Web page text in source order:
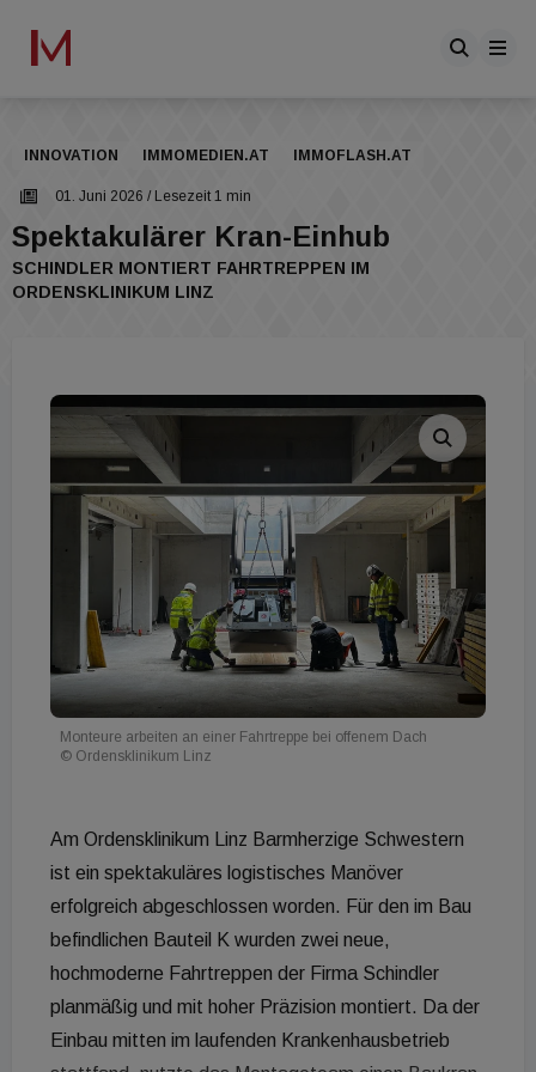
INNOVATION IMMOMEDIEN.AT IMMOFLASH.AT
01. Juni 2026 / Lesezeit 1 min
Spektakulärer Kran-Einhub
SCHINDLER MONTIERT FAHRTREPPEN IM
ORDENSKLINIKUM LINZ
Monteure arbeiten an einer Fahrtreppe bei offenem Dach
© Ordensklinikum Linz
Am Ordensklinikum Linz Barmherzige Schwestern
ist ein spektakuläres logistisches Manöver
erfolgreich abgeschlossen worden. Für den im Bau
befindlichen Bauteil K wurden zwei neue,
hochmoderne Fahrtreppen der Firma Schindler
planmäßig und mit hoher Präzision montiert. Da der
Einbau mitten im laufenden Krankenhausbetrieb